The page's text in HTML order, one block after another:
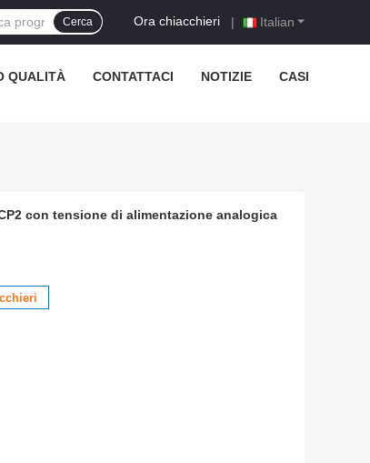
Italian
Ora chiacchieri |
Cerca
QUALITÀ CONTATTACI NOTIZIE CASI
con tensione di alimentazione analogica